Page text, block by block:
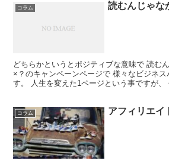
コラム 読むんじゃな
どちらかというとポジティブな意味で 読む
×？のキャンペーンページで 様々なビジネス
す。 人生を変えた1ページという事ですが、
コラム アフィリエイ